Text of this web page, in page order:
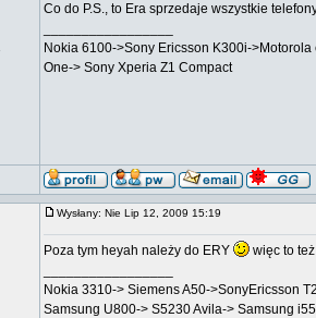
Co do P.S., to Era sprzedaje wszystkie
Nokia 6100->Sony Ericsson K300i-
One-> Sony Xperia Z1 Compact
Wysłany: Nie Lip 12, 2009 15:19
Poza tym heyah należy do ERY
więc to
Nokia 3310-> Siemens A50->SonyEricsson
Samsung U800-> S5230 Avila-> Samsung